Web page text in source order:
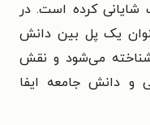
شایانی کرده است. در
یک پل بین دانش
می‌شود و نقش
و دانش جامعه ایفا